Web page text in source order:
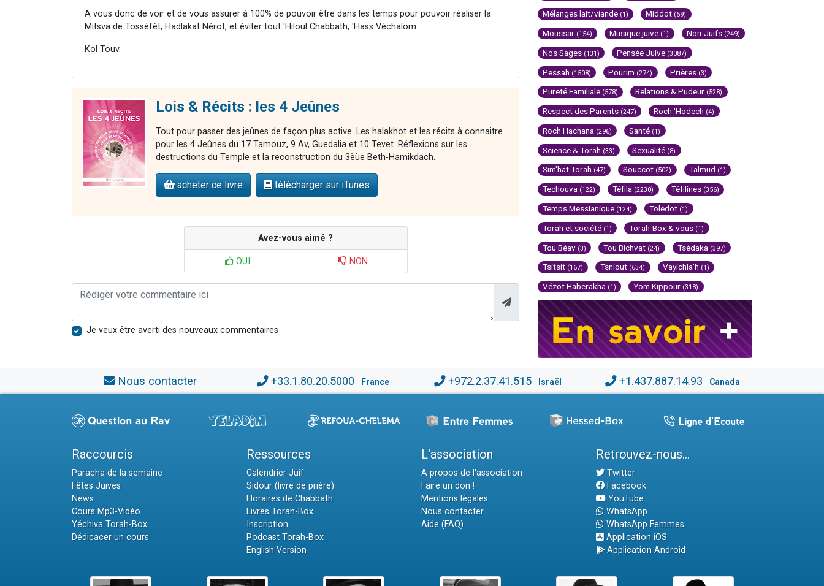
A vous donc de voir et de vous assurer à 100% de pouvoir être dans les temps pour pouvoir réaliser la
Mitsva de Tosséfèt, Hadlakat Nérot, et éviter tout 'Hiloul Chabbath, 'Hass Véchalom.
Kol Touv.
Lois & Récits : les 4 Jeûnes
Tout pour passer des jeûnes de façon plus active. Les halakhot et les récits à connaitre
pour les 4 Jeûnes du 17 Tamouz, 9 Av, Guedalia et 10 Tevet. Réflexions sur les
destructions du Temple et la reconstruction du 3èùe Beth-Hamikdach.
acheter ce livre télécharger sur iTunes
Avez-vous aimé ?
OUI NON
Je veux être averti des nouveaux commentaires
Mélanges lait/viande (1) Middot (69)
Moussar (154) Musique juive (1) Non-Juifs (249)
Nos Sages (131) Pensée Juive (3087)
Pessah (1508) Pourim (274) Prières (3)
Pureté Familiale (578) Relations & Pudeur (528)
Respect des Parents (247) Roch 'Hodech (4)
Roch Hachana (296) Santé (1)
Science & Torah (33) Sexualité (8)
Sim'hat Torah (47) Souccot (502) Talmud (1)
Techouva (122) Téfila (2230) Téfilines (356)
Temps Messianique (124) Toledot (1)
Torah et société (1) Torah-Box & vous (1)
Tou Béav (3) Tou Bichvat (24) Tsédaka (397)
Tsitsit (167) Tsniout (634) Vayichla'h (1)
Vézot Haberakha (1) Yom Kippour (318)
Nous contacter +33.1.80.20.5000 France +972.2.37.41.515 Israël +1.437.887.14.93 Canada
Raccourcis
Paracha de la semaine
Fêtes Juives
News
Cours Mp3-Vidéo
Yéchiva Torah-Box
Dédicacer un cours
Ressources
Calendrier Juif
Sidour (livre de prière)
Horaires de Chabbath
Livres Torah-Box
Inscription
Podcast Torah-Box
English Version
L'association
A propos de l'association
Faire un don !
Mentions légales
Nous contacter
Aide (FAQ)
Retrouvez-nous...
Twitter
Facebook
YouTube
WhatsApp
WhatsApp Femmes
Application iOS
Application Android